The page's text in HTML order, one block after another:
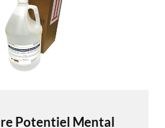
Potentiel Mental